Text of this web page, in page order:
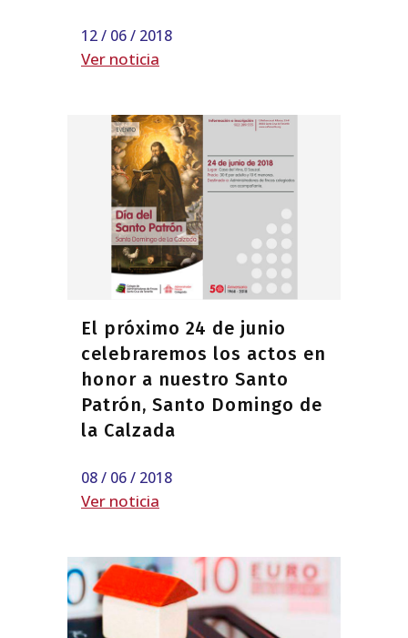
12 / 06 / 2018
Ver noticia
El próximo 24 de junio
celebraremos los actos en
honor a nuestro Santo
Patrón, Santo Domingo de
la Calzada
08 / 06 / 2018
Ver noticia